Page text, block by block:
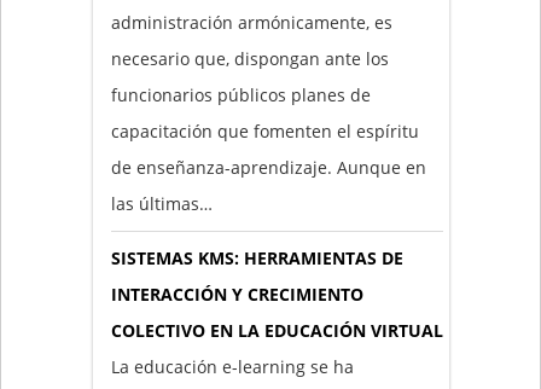
administración armónicamente, es
necesario que, dispongan ante los
funcionarios públicos planes de
capacitación que fomenten el espíritu
de enseñanza-aprendizaje. Aunque en
las últimas…
SISTEMAS KMS: HERRAMIENTAS DE
INTERACCIÓN Y CRECIMIENTO
COLECTIVO EN LA EDUCACIÓN VIRTUAL
La educación e-learning se ha